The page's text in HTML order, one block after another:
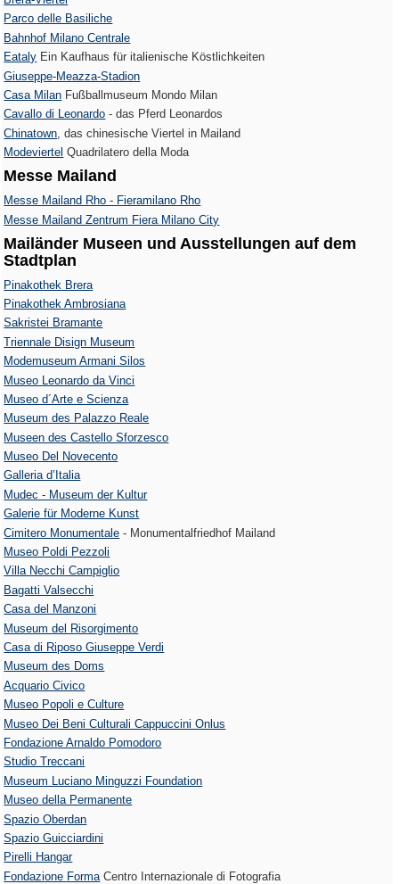
Parco delle Basiliche
Bahnhof Milano Centrale
Eataly Ein Kaufhaus für italienische Köstlichkeiten
Giuseppe-Meazza-Stadion
Casa Milan Fußballmuseum Mondo Milan
Cavallo di Leonardo - das Pferd Leonardos
Chinatown , das chinesische Viertel in Mailand
Modeviertel Quadrilatero della Moda
Messe Mailand
Messe Mailand Rho - Fieramilano Rho
Messe Mailand Zentrum Fiera Milano City
Mailänder Museen und Ausstellungen auf dem
Stadtplan
Pinakothek Brera
Pinakothek Ambrosiana
Sakristei Bramante
Triennale Disign Museum
Modemuseum Armani Silos
Museo Leonardo da Vinci
Museo d´Arte e Scienza
Museum des Palazzo Reale
Museen des Castello Sforzesco
Museo Del Novecento
Galleria d’Italia
Mudec - Museum der Kultur
Galerie für Moderne Kunst
Cimitero Monumentale - Monumentalfriedhof Mailand
Museo Poldi Pezzoli
Villa Necchi Campiglio
Bagatti Valsecchi
Casa del Manzoni
Museum del Risorgimento
Casa di Riposo Giuseppe Verdi
Museum des Doms
Acquario Civico
Museo Popoli e Culture
Museo Dei Beni Culturali Cappuccini Onlus
Fondazione Arnaldo Pomodoro
Studio Treccani
Museum Luciano Minguzzi Foundation
Museo della Permanente
Spazio Oberdan
Spazio Guicciardini
Pirelli Hangar
Fondazione Forma Centro Internazionale di Fotografia